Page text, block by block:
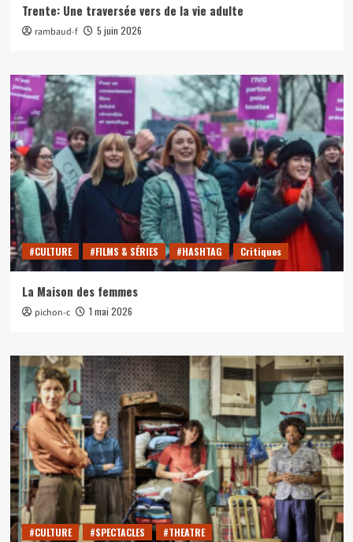
Trente: Une traversée vers de la vie adulte
rambaud-f 5 juin 2026
#CULTURE #FILMS & SÉRIES #HASHTAG Critiques
La Maison des femmes
pichon-c 1 mai 2026
#CULTURE #SPECTACLES #THEATRE